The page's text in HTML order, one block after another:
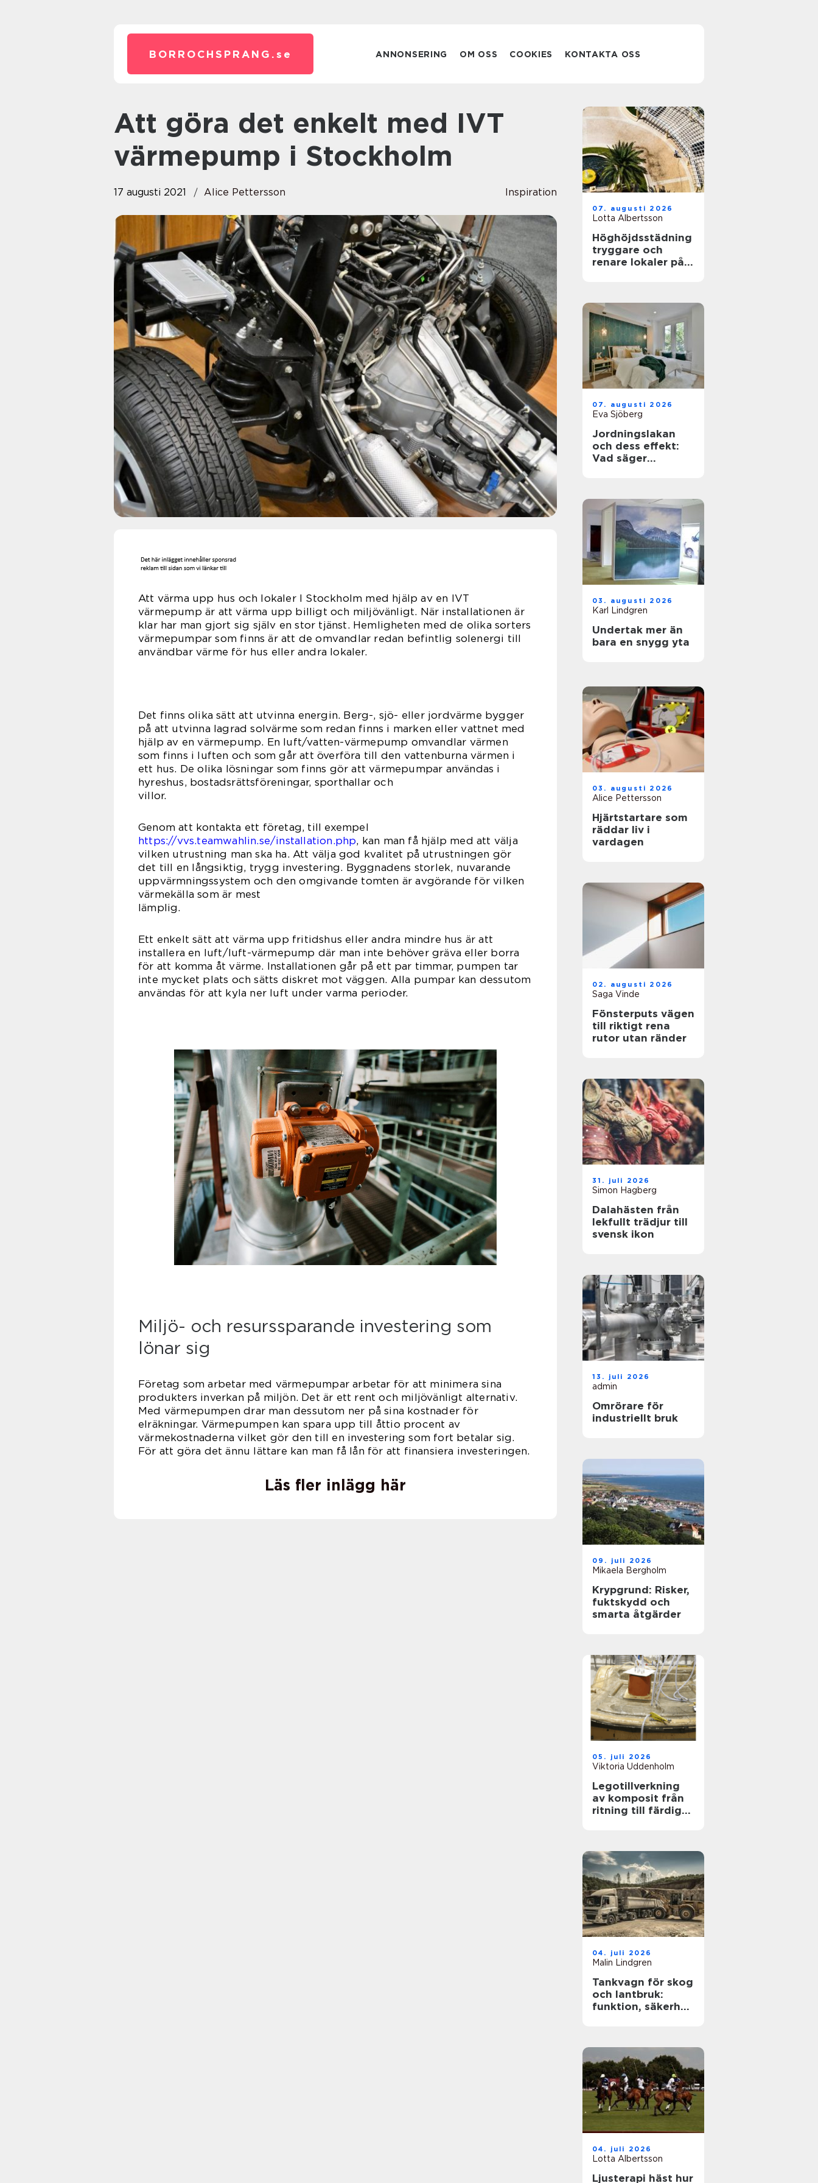
BORROCHSPRANG. se ANNONSERING OM OSS COOKIES KONTAKTA OSS
Att göra det enkelt med IVT
värmepump i Stockholm
17 augusti 2021 Alice Pettersson Inspiration
Att värma upp hus och lokaler I Stockholm med hjälp av en IVT
värmepump är att värma upp billigt och miljövänligt. När installationen är
klar har man gjort sig själv en stor tjänst. Hemligheten med de olika sorters
värmepumpar som finns är att de omvandlar redan befintlig solenergi till
användbar värme för hus eller andra lokaler.
Det finns olika sätt att utvinna energin. Berg-, sjö- eller jordvärme bygger
på att utvinna lagrad solvärme som redan finns i marken eller vattnet med
hjälp av en värmepump. En luft/vatten-värmepump omvandlar värmen
som finns i luften och som går att överföra till den vattenburna värmen i
ett hus. De olika lösningar som finns gör att värmepumpar användas i
hyreshus, bostadsrättsföreningar, sporthallar och
villor.
Genom att kontakta ett företag, till exempel
https://vvs.teamwahlin.se/installation.php, kan man få hjälp med att välja
vilken utrustning man ska ha. Att välja god kvalitet på utrustningen gör
det till en långsiktig, trygg investering. Byggnadens storlek, nuvarande
uppvärmningssystem och den omgivande tomten är avgörande för vilken
värmekälla som är mest
lämplig.
Ett enkelt sätt att värma upp fritidshus eller andra mindre hus är att
installera en luft/luft-värmepump där man inte behöver gräva eller borra
för att komma åt värme. Installationen går på ett par timmar, pumpen tar
inte mycket plats och sätts diskret mot väggen. Alla pumpar kan dessutom
användas för att kyla ner luft under varma perioder.
Miljö- och resurssparande investering som
lönar sig
Företag som arbetar med värmepumpar arbetar för att minimera sina
produkters inverkan på miljön. Det är ett rent och miljövänligt alternativ.
Med värmepumpen drar man dessutom ner på sina kostnader för
elräkningar. Värmepumpen kan spara upp till åttio procent av
värmekostnaderna vilket gör den till en investering som fort betalar sig.
För att göra det ännu lättare kan man få lån för att finansiera investeringen.
Läs fler inlägg här
07. augusti 2026
Lotta Albertsson
Höghöjdsstädning
tryggare och
renare lokaler på
07. augusti 2026
Eva Sjöberg
Jordningslakan
och dess effekt:
Vad säger
03. augusti 2026
Karl Lindgren
Undertak mer än
bara en snygg yta
03. augusti 2026
Alice Pettersson
Hjärtstartare som
räddar liv i
vardagen
02. augusti 2026
Saga Vinde
Fönsterputs vägen
till riktigt rena
rutor utan ränder
31. juli 2026
Simon Hagberg
Dalahästen från
lekfullt trädjur till
svensk ikon
13. juli 2026
admin
Omrörare för
industriellt bruk
09. juli 2026
Mikaela Bergholm
Krypgrund: Risker,
fuktskydd och
smarta åtgärder
05. juli 2026
Viktoria Uddenholm
Legotillverkning
av komposit från
ritning till färdig
04. juli 2026
Malin Lindgren
Tankvagn för skog
och lantbruk:
funktion, säkerhet
04. juli 2026
Lotta Albertsson
Ljusterapi häst hur